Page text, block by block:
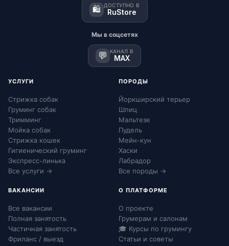
🛍️ ДОСТУПНО В
RuStore
Мы в соцсетях
💬 КАНАЛ В
MAX
УСЛУГИ
Стрижка собак
Груминг собак
Тримминг
Мойка собак
Стрижка кошек
Гигиенический груминг
Экспресс-линька
Все услуги →
ПОРОДЫ
Йоркширский терьер
Шпиц
Мальтезе
Пудель
Мейн-кун
Хаски
Лабрадор
Все породы →
ВАКАНСИИ
Все вакансии
Полная занятость
Частичная занятость
Фриланс / выезд
О ПЛАТФОРМЕ
О проекте
Грумерам и салонам
🎓 Курсы по грумингу
Статьи и советы